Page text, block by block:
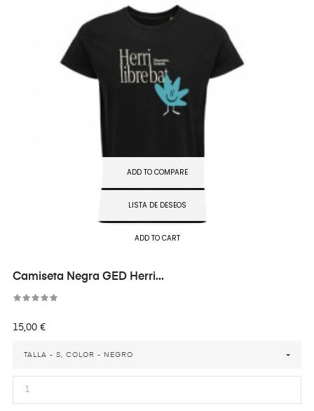
ADD TO COMPARE
LISTA DE DESEOS
ADD TO CART
Camiseta Negra GED Herri...
Precio
15,00 €
TALLA - S, COLOR - NEGRO